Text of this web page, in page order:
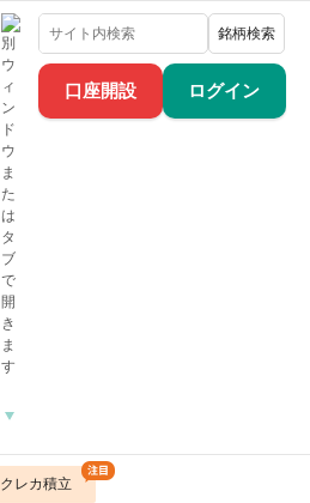
口座開設 ログイン
銘柄検索
クレカ積立